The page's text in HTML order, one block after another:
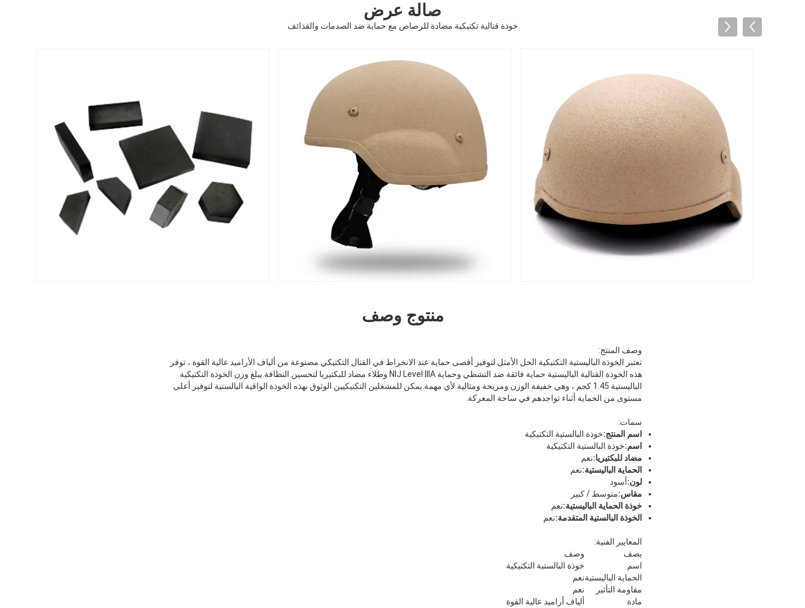
صالة عرض
خوذة قتالية تكتيكية مضادة للرصاص مع حماية ضد الصدمات والقذائف
منتوج وصف
وصف المنتج:
تعتبر الخوذة الباليستية التكتيكية الحل الأمثل لتوفير أقصى حماية عند الانخراط في القتال التكتيكي.مصنوعة من ألياف الأراميد عالية القوة ، توفر
هذه الخوذة القتالية الباليستية حماية فائقة ضد التشظي وحماية NIJ Level IIIA وطلاء مضاد للبكتيريا لتحسين النظافة.يبلغ وزن الخوذة التكتيكية
الباليستية 1.45 كجم ، وهي خفيفة الوزن ومريحة ومثالية لأي مهمة.يمكن للمشغلين التكتيكيين الوثوق بهذه الخوذة الواقية البالستية لتوفير أعلى
مستوى من الحماية أثناء تواجدهم في ساحة المعركة.
سمات:
اسم المنتج:خوذة البالستية التكتيكية
اسم:خوذة البالستية التكتيكية
مضاد للبكتيريا:نعم
الحماية الباليستية:نعم
لون:أسود
مقاس:متوسط ​​/ كبير
خوذة الحماية الباليستية:نعم
الخوذة البالستية المتقدمة:نعم
المعايير الفنية:
يصف
وصف
اسم
خوذة البالستية التكتيكية
الحماية الباليستيةنعم
مقاومة التأثير
نعم
مادة
ألياف أراميد عالية القوة